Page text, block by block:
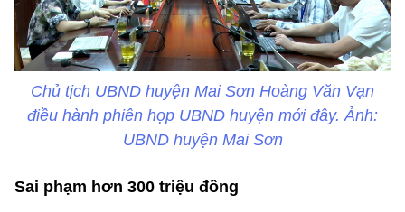
Chủ tịch UBND huyện Mai Sơn Hoàng Văn Vạn
điều hành phiên họp UBND huyện mới đây. Ảnh:
UBND huyện Mai Sơn
Sai phạm hơn 300 triệu đồng